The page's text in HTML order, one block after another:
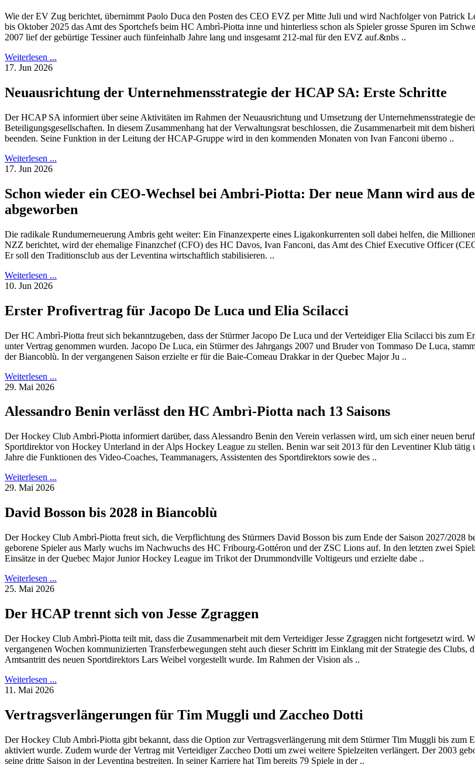
Wie der EV Zug berichtet, übernimmt Paolo Duca den Posten des CEO EVZ per Mitte Juli und wird Nachfolger von Patrick
bis Oktober 2025 das Amt des Sportchefs beim HC Ambrì-Piotta inne und hinterliess schon als Spieler grosse Spuren im
2007 lief der gebürtige Tessiner auch fünfeinhalb Jahre lang und insgesamt 212-mal für den EVZ auf.&nbs ..
Weiterlesen ...
17. Jun 2026
Neuausrichtung der Unternehmensstrategie der HCAP SA: Erste Schritte
Der HCAP SA informiert über seine Aktivitäten im Rahmen der Neuausrichtung und Umsetzung der Unternehmensstrategie
Beteiligungsgesellschaften. In diesem Zusammenhang hat der Verwaltungsrat beschlossen, die Zusammenarbeit mit dem
beenden. Seine Funktion in der Leitung der HCAP-Gruppe wird in den kommenden Monaten von Ivan Fanconi überno ..
Weiterlesen ...
17. Jun 2026
Schon wieder ein CEO-Wechsel bei Ambri-Piotta: Der neue Mann wird aus
abgeworben
Die radikale Rundumerneuerung Ambris geht weiter: Ein Finanzexperte eines Ligakonkurrenten soll dabei helfen, die
NZZ berichtet, wird der ehemalige Finanzchef (CFO) des HC Davos, Ivan Fanconi, das Amt des Chief Executive Officer
Er soll den Traditionsclub aus der Leventina wirtschaftlich stabilisieren. ..
Weiterlesen ...
10. Jun 2026
Erster Profivertrag für Jacopo De Luca und Elia Scilacci
Der HC Ambrì-Piotta freut sich bekanntzugeben, dass der Stürmer Jacopo De Luca und der Verteidiger Elia Scilacci bis zum
unter Vertrag genommen wurden. Jacopo De Luca, ein Stürmer des Jahrgangs 2007 und Bruder von Tommaso De Luca,
der Biancoblù. In der vergangenen Saison erzielte er für die Baie-Comeau Drakkar in der Quebec Major Ju ..
Weiterlesen ...
29. Mai 2026
Alessandro Benin verlässt den HC Ambrì-Piotta nach 13 Saisons
Der Hockey Club Ambrì-Piotta informiert darüber, dass Alessandro Benin den Verein verlassen wird, um sich einer neuen
Sportdirektor von Hockey Unterland in der Alps Hockey League zu stellen. Benin war seit 2013 für den Leventiner Klub tätig
Jahre die Funktionen des Video-Coaches, Teammanagers, Assistenten des Sportdirektors sowie des ..
Weiterlesen ...
29. Mai 2026
David Bosson bis 2028 in Biancoblù
Der Hockey Club Ambrì-Piotta freut sich, die Verpflichtung des Stürmers David Bosson bis zum Ende der Saison 2027/2028
geborene Spieler aus Marly wuchs im Nachwuchs des HC Fribourg-Gottéron und der ZSC Lions auf. In den letzten zwei
Einsätze in der Quebec Major Junior Hockey League im Trikot der Drummondville Voltigeurs und erzielte dabe ..
Weiterlesen ...
25. Mai 2026
Der HCAP trennt sich von Jesse Zgraggen
Der Hockey Club Ambrì-Piotta teilt mit, dass die Zusammenarbeit mit dem Verteidiger Jesse Zgraggen nicht fortgesetzt wird.
vergangenen Wochen kommunizierten Transferbewegungen steht auch dieser Schritt im Einklang mit der Strategie des Clubs,
Amtsantritt des neuen Sportdirektors Lars Weibel vorgestellt wurde. Im Rahmen der Vision als ..
Weiterlesen ...
11. Mai 2026
Vertragsverlängerungen für Tim Muggli und Zaccheo Dotti
Der Hockey Club Ambrì-Piotta gibt bekannt, dass die Option zur Vertragsverlängerung mit dem Stürmer Tim Muggli bis zum
aktiviert wurde. Zudem wurde der Vertrag mit Verteidiger Zaccheo Dotti um zwei weitere Spielzeiten verlängert. Der 2003
seine dritte Saison in der Leventina bestreiten. In seiner Karriere hat Tim bereits 79 Spiele in der ..